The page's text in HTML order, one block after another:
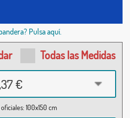
Pulsa aquí.
Todas las Medidas
€
100x150 cm